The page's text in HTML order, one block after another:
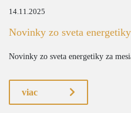
14.11.2025
Novinky zo sveta
Novinky zo sveta energetiky za
viac